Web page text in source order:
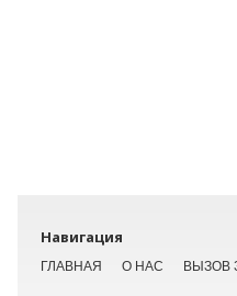
Навигация
ГЛАВНАЯ О НАС ВЫЗОВ